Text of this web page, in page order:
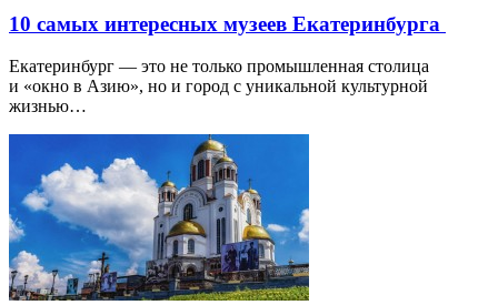
10 самых интересных музеев Екатеринбурга
Екатеринбург — это не только промышленная столица
и «окно в Азию», но и город с уникальной культурной
жизнью…